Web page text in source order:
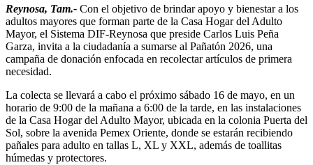
Reynosa, Tam.- Con el objetivo de brindar apoyo y bienestar a los
adultos mayores que forman parte de la Casa Hogar del Adulto
Mayor, el Sistema DIF-Reynosa que preside Carlos Luis Peña
Garza, invita a la ciudadanía a sumarse al Pañatón 2026, una
campaña de donación enfocada en recolectar artículos de primera
necesidad.
La colecta se llevará a cabo el próximo sábado 16 de mayo, en un
horario de 9:00 de la mañana a 6:00 de la tarde, en las instalaciones
de la Casa Hogar del Adulto Mayor, ubicada en la colonia Puerta del
Sol, sobre la avenida Pemex Oriente, donde se estarán recibiendo
pañales para adulto en tallas L, XL y XXL, además de toallitas
húmedas y protectores.